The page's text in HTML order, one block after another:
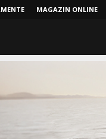
MAGAZIN ONLINE